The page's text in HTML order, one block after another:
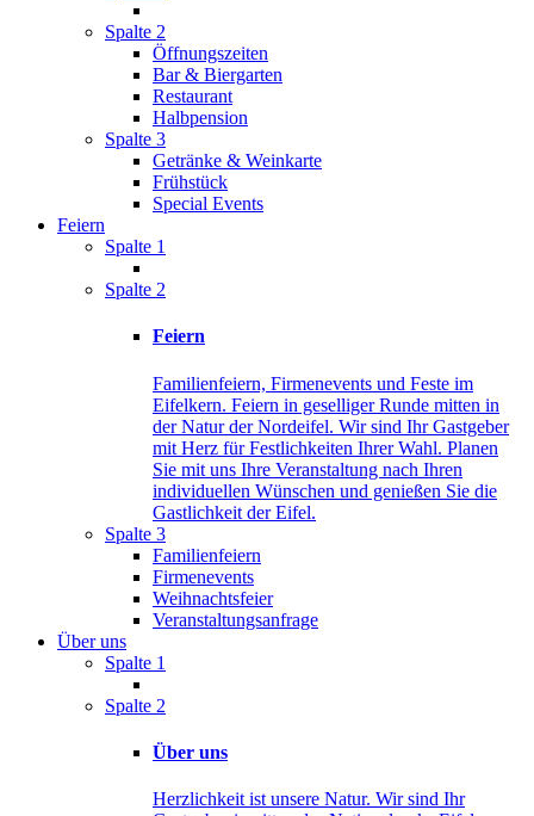
Spalte 2
Öffnungszeiten
Bar & Biergarten
Restaurant
Halbpension
Spalte 3
Getränke & Weinkarte
Frühstück
Special Events
Feiern
Spalte 1
Spalte 2
Feiern
Familienfeiern, Firmenevents und Feste im
Eifelkern. Feiern in geselliger Runde mitten in
der Natur der Nordeifel. Wir sind Ihr Gastgeber
mit Herz für Festlichkeiten Ihrer Wahl. Planen
Sie mit uns Ihre Veranstaltung nach Ihren
individuellen Wünschen und genießen Sie die
Gastlichkeit der Eifel.
Spalte 3
Familienfeiern
Firmenevents
Weihnachtsfeier
Veranstaltungsanfrage
Über uns
Spalte 1
Spalte 2
Über uns
Herzlichkeit ist unsere Natur. Wir sind Ihr